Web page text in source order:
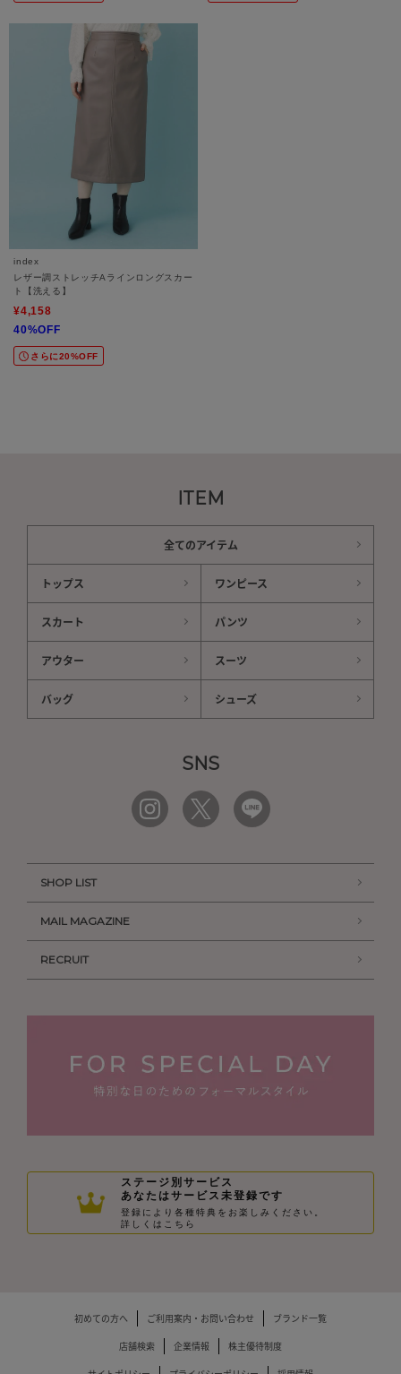
index
レザー調ストレッチAラインロングスカー
ト【洗える】
¥4,158
40%OFF
さらに20%OFF
ITEM
全てのアイテム
トップス ワンピース
スカート パンツ
アウター スーツ
バッグ シューズ
SNS
SHOP LIST
MAIL MAGAZINE
RECRUIT
ステージ別サービス
あなたはサービス未登録です
登録により各種特典をお楽しみください。
詳しくはこちら
初めての方へ ご利用案内・お問い合わせ ブランド一覧
店舗検索 企業情報 株主優待制度